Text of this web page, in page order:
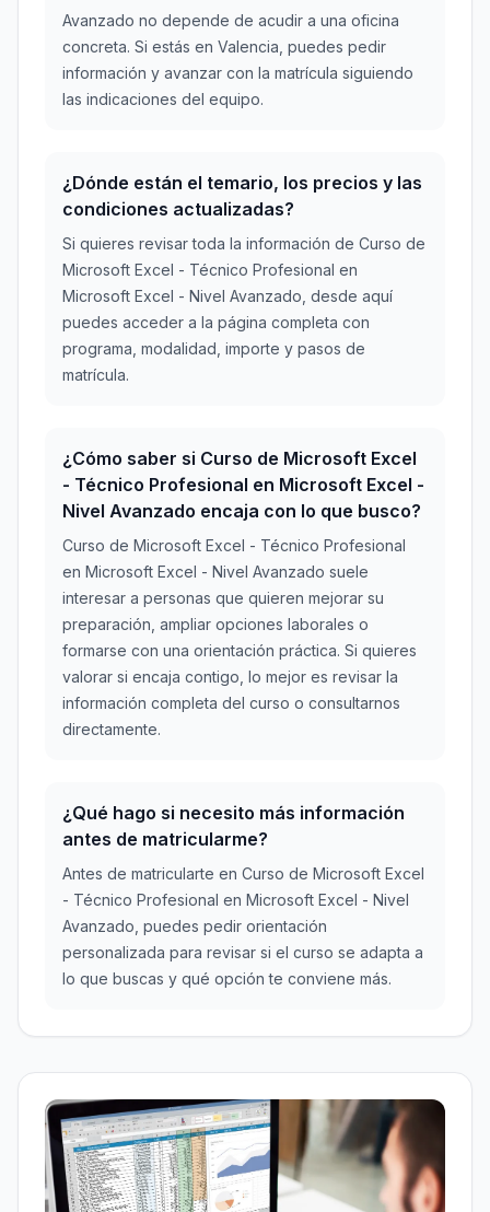
Avanzado no depende de acudir a una oficina
concreta. Si estás en Valencia, puedes pedir
información y avanzar con la matrícula siguiendo
las indicaciones del equipo.
¿Dónde están el temario, los precios y las
condiciones actualizadas?
Si quieres revisar toda la información de Curso de
Microsoft Excel - Técnico Profesional en
Microsoft Excel - Nivel Avanzado, desde aquí
puedes acceder a la página completa con
programa, modalidad, importe y pasos de
matrícula.
¿Cómo saber si Curso de Microsoft Excel
- Técnico Profesional en Microsoft Excel -
Nivel Avanzado encaja con lo que busco?
Curso de Microsoft Excel - Técnico Profesional
en Microsoft Excel - Nivel Avanzado suele
interesar a personas que quieren mejorar su
preparación, ampliar opciones laborales o
formarse con una orientación práctica. Si quieres
valorar si encaja contigo, lo mejor es revisar la
información completa del curso o consultarnos
directamente.
¿Qué hago si necesito más información
antes de matricularme?
Antes de matricularte en Curso de Microsoft Excel
- Técnico Profesional en Microsoft Excel - Nivel
Avanzado, puedes pedir orientación
personalizada para revisar si el curso se adapta a
lo que buscas y qué opción te conviene más.